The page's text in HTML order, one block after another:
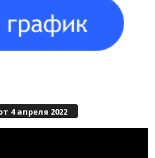
4 апреля 2022